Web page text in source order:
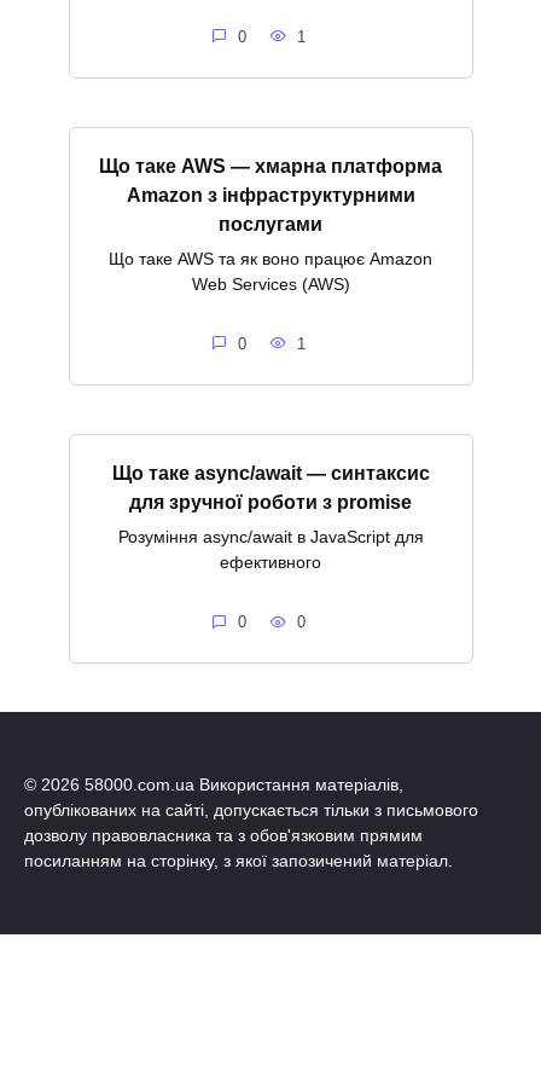
0 1
Що таке AWS — хмарна платформа
Amazon з інфраструктурними
послугами
Що таке AWS та як воно працює Amazon
Web Services (AWS)
0 1
Що таке async/await — синтаксис
для зручної роботи з promise
Розуміння async/await в JavaScript для
ефективного
0 0
© 2026 58000.com.ua Використання матеріалів,
опублікованих на сайті, допускається тільки з письмового
дозволу правовласника та з обов'язковим прямим
посиланням на сторінку, з якої запозичений матеріал.